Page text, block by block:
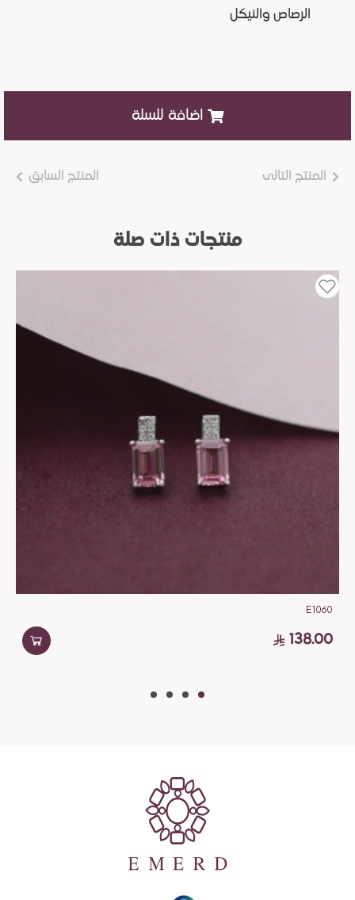
الرصاص والنيكل
اضافة للسلة
المنتج التالى المنتج السابق
منتجات ذات صلة
E1060
138.00